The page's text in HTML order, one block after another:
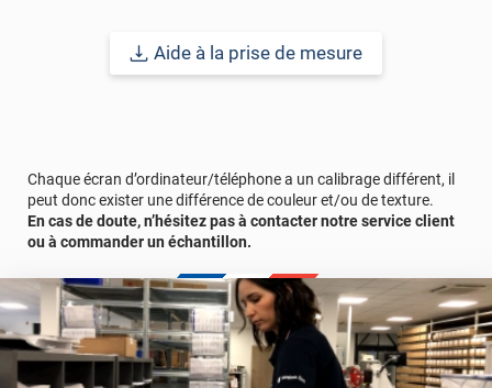
Référence produit :MIROIRplus242x .
Aide à la prise de mesure
Chaque écran d’ordinateur/téléphone a un calibrage différent, il
peut donc exister une différence de couleur et/ou de texture.
En cas de doute, n’hésitez pas à contacter notre service client
ou à commander un échantillon.